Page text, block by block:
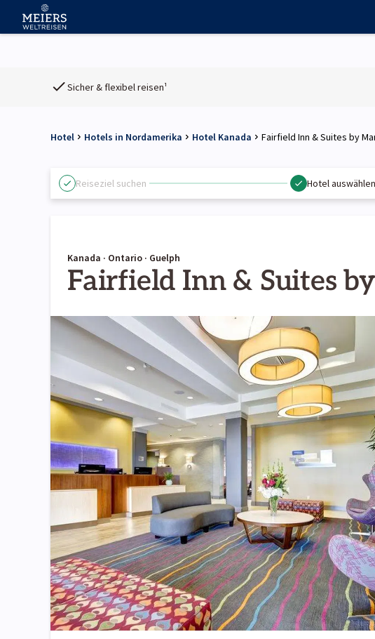
Sicher & flexibel reisen¹
Hotel Hotels in Nordamerika Hotel Kanada Fairfield Inn & Suites by
Reiseziel suchen Hotel auswählen
Kanada · Ontario · Guelph
Fairfield Inn & Suites